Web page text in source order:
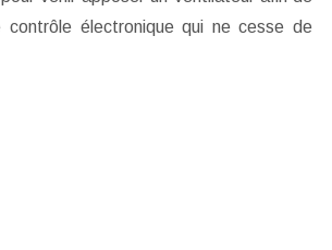
contrôle électronique qui ne cesse de